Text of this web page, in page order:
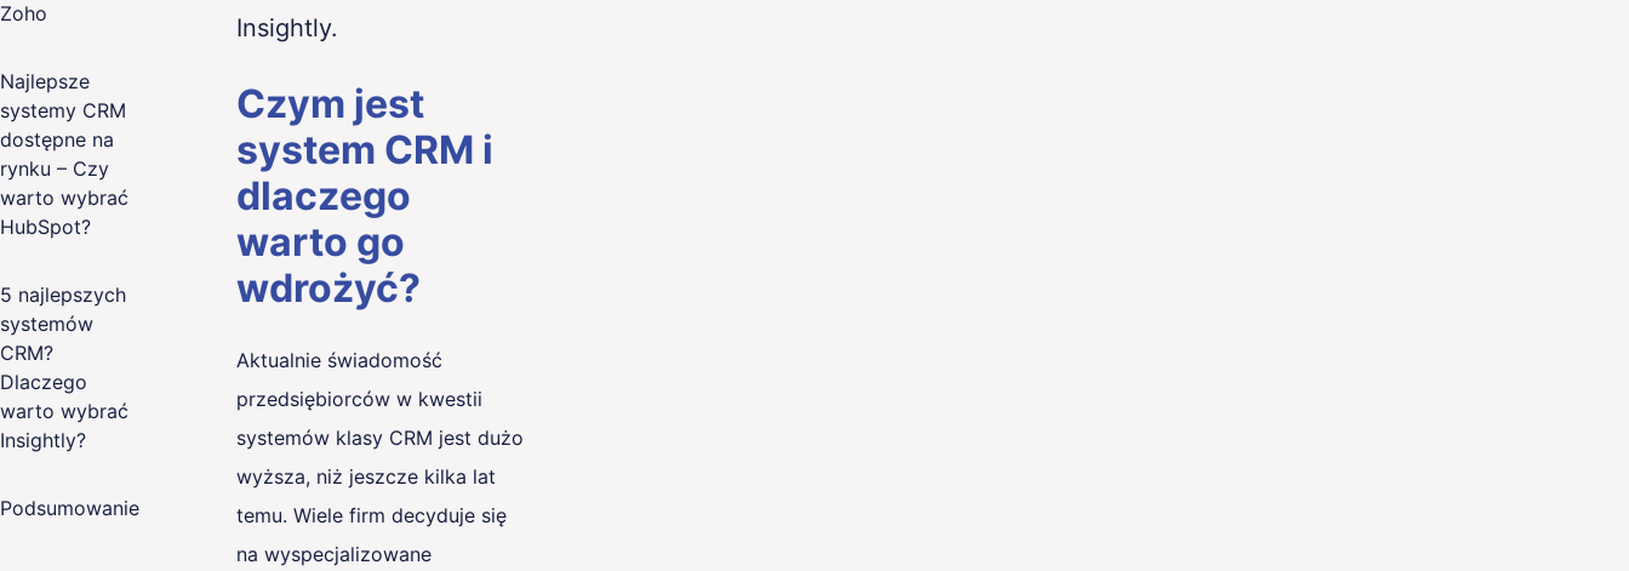
Zoho
Najlepsze
systemy CRM
dostępne na
rynku – Czy
warto wybrać
HubSpot?
5 najlepszych
systemów
CRM?
Dlaczego
warto wybrać
Insightly?
Podsumowanie
Insightly.
Czym jest
system CRM i
dlaczego
warto go
wdrożyć?
Aktualnie świadomość
przedsiębiorców w kwestii
systemów klasy CRM jest dużo
wyższa, niż jeszcze kilka lat
temu. Wiele firm decyduje się
na wyspecjalizowane